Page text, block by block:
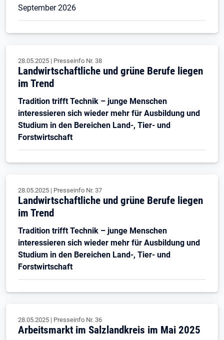
September 2026
28.05.2025 | Presseinfo Nr. 38
Landwirtschaftliche und grüne Berufe liegen
im Trend
Tradition trifft Technik – junge Menschen
interessieren sich wieder mehr für Ausbildung und
Studium in den Bereichen Land-, Tier- und
Forstwirtschaft
28.05.2025 | Presseinfo Nr. 37
Landwirtschaftliche und grüne Berufe liegen
im Trend
Tradition trifft Technik – junge Menschen
interessieren sich wieder mehr für Ausbildung und
Studium in den Bereichen Land-, Tier- und
Forstwirtschaft
28.05.2025 | Presseinfo Nr. 36
Arbeitsmarkt im Salzlandkreis im Mai 2025